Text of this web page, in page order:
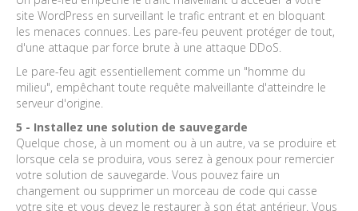
site WordPress en surveillant le trafic entrant et en bloquant
les menaces connues. Les pare-feu peuvent protéger de tout,
d'une attaque par force brute à une attaque DDoS.
Le pare-feu agit essentiellement comme un "homme du
milieu", empêchant toute requête malveillante d'atteindre le
serveur d'origine.
5 - Installez une solution de sauvegarde
Quelque chose, à un moment ou à un autre, va se produire et
lorsque cela se produira, vous serez à genoux pour remercier
votre solution de sauvegarde. Vous pouvez faire un
changement ou supprimer un morceau de code qui casse
votre site et vous devez le restaurer à son état antérieur. Vous